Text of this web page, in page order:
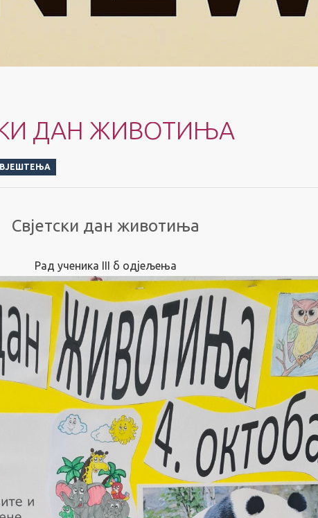
ДАН ЖИВОТИЊА
Свјетски дан животиња
Рад ученика III б одјељења